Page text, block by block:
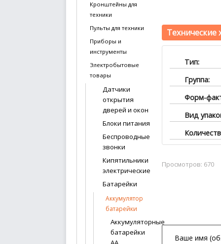
Технические
Тип:
Группа:
Форм-
Вид
Просмотров: 670
Кронштейны для
техники
Пульты для техники
Приборы и
инструменты
Электробытовые
товары
Датчики
открытия
дверей и окон
Блоки питания
Беспроводные
звонки
Кипятильники
электрические
Батарейки
Аккумуляторные
батарейки
Аккумуляторные
батарейки